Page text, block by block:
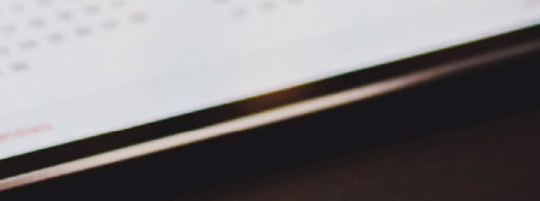
PROFESIONAL
RECETAS
privada